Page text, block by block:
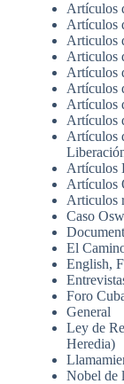
Artículos
Artículos
Articulos
Articulos
Artículos
Artículos
Artículos
Artículos
Artículos
Artículos
Artículos
Articulos
Caso
El
English,
Foro
General
Ley de
Heredia)
Nobel de